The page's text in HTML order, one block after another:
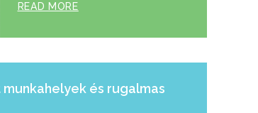
READ MORE
és rugalmas